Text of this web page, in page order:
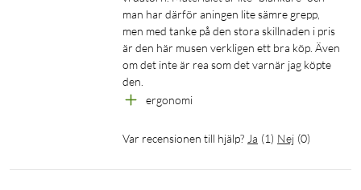
Antal knappar: 6 (ej programmerbara)
I förpackningen
1x Trust Bayo II trådlös mus
1x USB-laddningskabel
man har därför aningen lite sämre grepp,
men med tanke på den stora skillnaden i pris
är den här musen verkligen ett bra köp. Även
om det inte är rea som det varnär jag köpte
den.
ergonomi
Var recensionen till hjälp? Ja (1) Nej (0)